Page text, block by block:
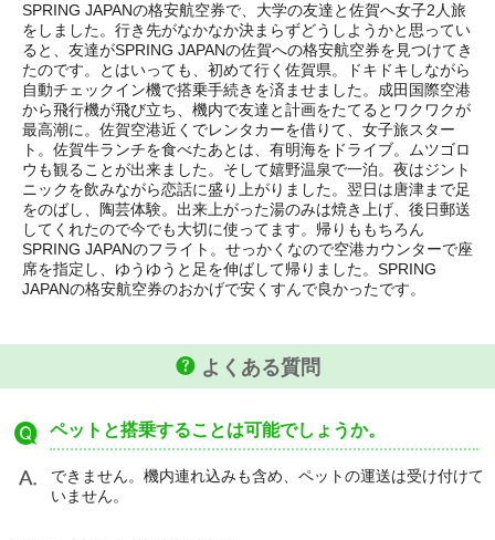
SPRING JAPANの格安航空券で、大学の友達と佐賀へ女子2人旅
をしました。行き先がなかなか決まらずどうしようかと思ってい
ると、友達がSPRING JAPANの佐賀への格安航空券を見つけてき
たのです。とはいっても、初めて行く佐賀県。ドキドキしながら
自動チェックイン機で搭乗手続きを済ませました。成田国際空港
から飛行機が飛び立ち、機内で友達と計画をたてるとワクワクが
最高潮に。佐賀空港近くでレンタカーを借りて、女子旅スター
ト。佐賀牛ランチを食べたあとは、有明海をドライブ。ムツゴロ
ウも観ることが出来ました。そして嬉野温泉で一泊。夜はジント
ニックを飲みながら恋話に盛り上がりました。翌日は唐津まで足
をのばし、陶芸体験。出来上がった湯のみは焼き上げ、後日郵送
してくれたので今でも大切に使ってます。帰りももちろん
SPRING JAPANのフライト。せっかくなので空港カウンターで座
席を指定し、ゆうゆうと足を伸ばして帰りました。SPRING
JAPANの格安航空券のおかげで安くすんで良かったです。
よくある質問
ペットと搭乗することは可能でしょうか。
できません。機内連れ込みも含め、ペットの運送は受け付けて
いません。